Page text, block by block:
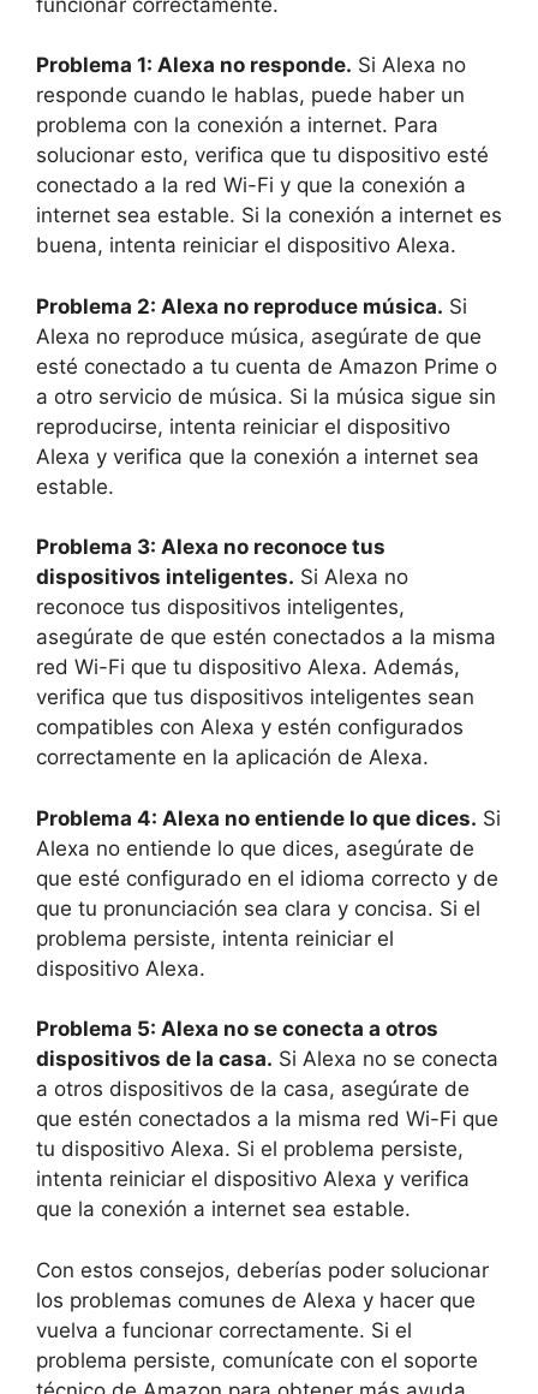
Problema 1: Alexa no responde. Si Alexa no
responde cuando le hablas, puede haber un
problema con la conexión a internet. Para
solucionar esto, verifica que tu dispositivo esté
conectado a la red Wi-Fi y que la conexión a
internet sea estable. Si la conexión a internet es
buena, intenta reiniciar el dispositivo Alexa.
Problema 2: Alexa no reproduce música. Si
Alexa no reproduce música, asegúrate de que
esté conectado a tu cuenta de Amazon Prime o
a otro servicio de música. Si la música sigue sin
reproducirse, intenta reiniciar el dispositivo
Alexa y verifica que la conexión a internet sea
estable.
Problema 3: Alexa no reconoce tus
dispositivos inteligentes. Si Alexa no
reconoce tus dispositivos inteligentes,
asegúrate de que estén conectados a la misma
red Wi-Fi que tu dispositivo Alexa. Además,
verifica que tus dispositivos inteligentes sean
compatibles con Alexa y estén configurados
correctamente en la aplicación de Alexa.
Problema 4: Alexa no entiende lo que dices. Si
Alexa no entiende lo que dices, asegúrate de
que esté configurado en el idioma correcto y de
que tu pronunciación sea clara y concisa. Si el
problema persiste, intenta reiniciar el
dispositivo Alexa.
Problema 5: Alexa no se conecta a otros
dispositivos de la casa. Si Alexa no se conecta
a otros dispositivos de la casa, asegúrate de
que estén conectados a la misma red Wi-Fi que
tu dispositivo Alexa. Si el problema persiste,
intenta reiniciar el dispositivo Alexa y verifica
que la conexión a internet sea estable.
Con estos consejos, deberías poder solucionar
los problemas comunes de Alexa y hacer que
vuelva a funcionar correctamente. Si el
problema persiste, comunícate con el soporte